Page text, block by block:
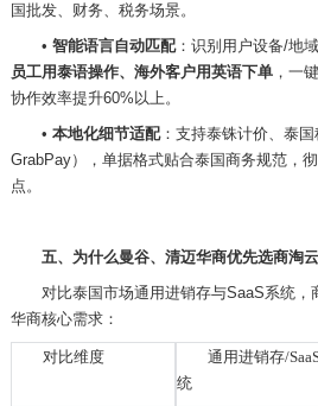
国批发、财务、税务场景。
• 智能语言自动匹配：识别用户设备/地域
员工用泰语操作、海外客户用英语下单，一
协作效率提升60%以上。
• 本地化细节适配：支持泰铢计价、泰
GrabPay），单据格式贴合泰国商务规范，
点。
五、为什么曼谷、清迈华商优先选商淘
对比泰国市场通用进销存与SaaS系统，
华商核心需求：
对比维度 通用进销存/
统